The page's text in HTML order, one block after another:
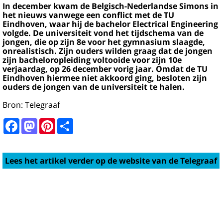
In december kwam de Belgisch-Nederlandse Simons in
het nieuws vanwege een conflict met de TU
Eindhoven, waar hij de bachelor Electrical Engineering
volgde. De universiteit vond het tijdschema van de
jongen, die op zijn 8e voor het gymnasium slaagde,
onrealistisch. Zijn ouders wilden graag dat de jongen
zijn bacheloropleiding voltooide voor zijn 10e
verjaardag, op 26 december vorig jaar. Omdat de TU
Eindhoven hiermee niet akkoord ging, besloten zijn
ouders de jongen van de universiteit te halen.
Bron: Telegraaf
FacebookMastodon
Pinterest
Lees het artikel verder op de website van de Telegraaf